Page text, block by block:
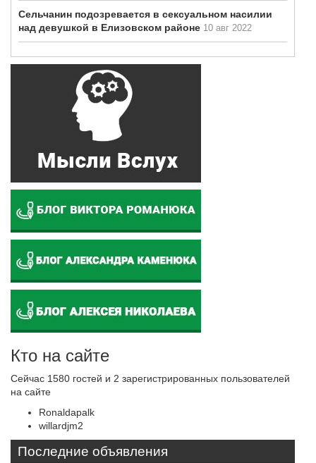
Сельчанин подозревается в сексуальном насилии
над девушкой в Елизовском районе 10 авг 2022
Кто на сайте
Сейчас 1580 гостей и 2 зарегистрированных пользователей
на сайте
Ronaldapalk
willardjm2
Последние объявления